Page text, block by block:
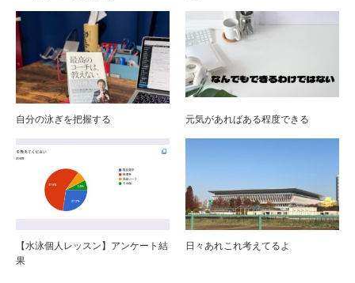
自分の泳ぎを把握する 元気があればある程度できる
【水泳個人レッスン】アンケート結
果
日々あれこれ考えてるよ